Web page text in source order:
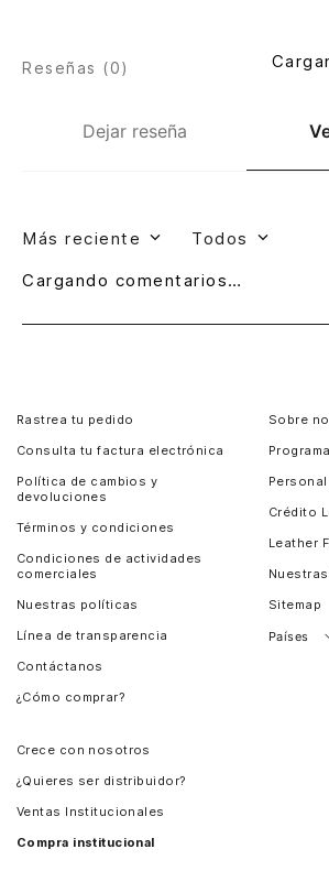
Dejar reseña
Reseñas (0)
Más reciente Todos
Cargando comentarios…
Rastrea tu pedido
Consulta tu factura electrónica
Política de cambios y
devoluciones
Términos y condiciones
Condiciones de actividades
comerciales
Nuestras políticas
Línea de transparencia
Contáctanos
¿Cómo comprar?
Sobre
Crédito
Leather
Sitemap
Países
Crece con nosotros
¿Quieres ser distribuidor?
Ventas Institucionales
Compra institucional